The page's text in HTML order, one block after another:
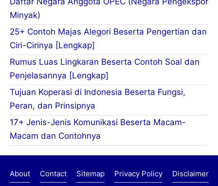
Minyak)
25+ Contoh Majas Alegori Beserta Pengertian dan
Ciri-Cirinya [Lengkap]
Rumus Luas Lingkaran Beserta Contoh Soal dan
Penjelasannya [Lengkap]
Tujuan Koperasi di Indonesia Beserta Fungsi,
Peran, dan Prinsipnya
17+ Jenis-Jenis Komunikasi Beserta Macam-
Macam dan Contohnya
About Contact Sitemap Privacy Policy Disclaimer